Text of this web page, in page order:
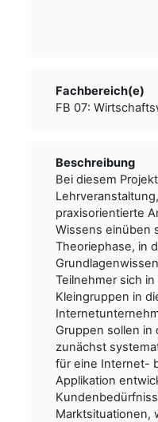
Fachbereich(e)
FB 07:
Beschreibung
Bei diesem
praxisorientierte
Wissens einüben
Theoriephase, in
Teilnehmer sich
Kleingruppen in
Gruppen sollen in
zunächst
für eine Internet-
Applikation
Marktsituationen,